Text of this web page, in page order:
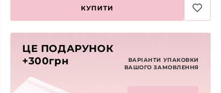
КУПИТИ
ЦЕ ПОДАРУНОК
+300грн
ВАРІАНТИ УПАКОВКИ
ВАШОГО ЗАМОВЛЕННЯ